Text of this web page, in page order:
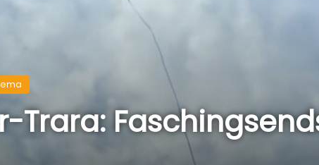
Trara: